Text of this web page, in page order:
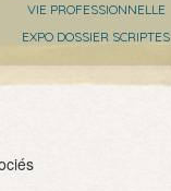
VIE PROFESSIONNELLE
EXPO DOSSIER SCRIPTES